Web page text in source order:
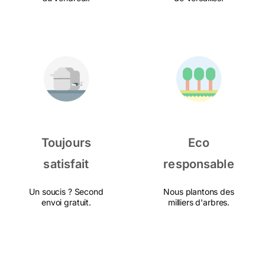
Toujours
satisfait
Un soucis ? Second
envoi gratuit.
Eco
responsable
Nous plantons des
milliers d'arbres.